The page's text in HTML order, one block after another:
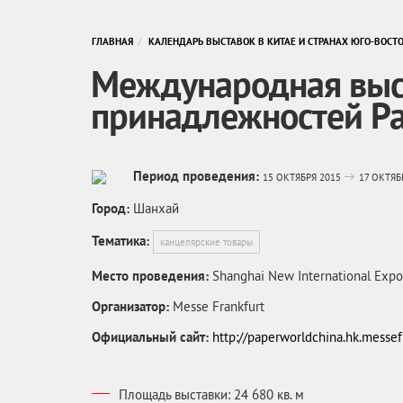
ГЛАВНАЯ КАЛЕНДАРЬ ВЫСТАВОК В КИТАЕ И СТРАНАХ ЮГО-
Международная
принадлежностей
Период проведения: 15 ОКТЯБРЯ 2015 17
Город: Шанхай
Тематика:
канцелярские товары
Место проведения: Shanghai New International
Организатор: Messe Frankfurt
Официальный сайт: http://
Площадь выставки: 24 680 кв. м